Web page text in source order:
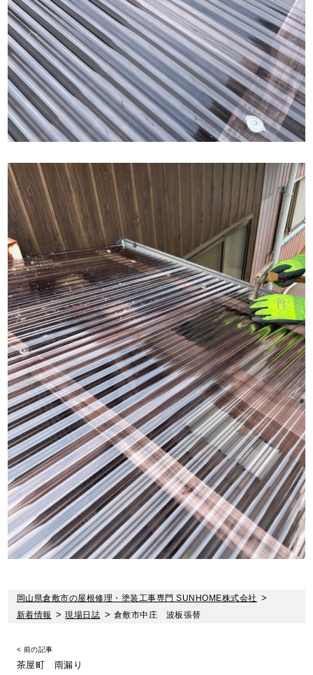
岡山県倉敷市の屋根修理・塗装工事専門 SUNHOME株式会社 >
新着情報 >現場日誌 > 倉敷市中庄 波板張替
< 前の記事
茶屋町 雨漏り